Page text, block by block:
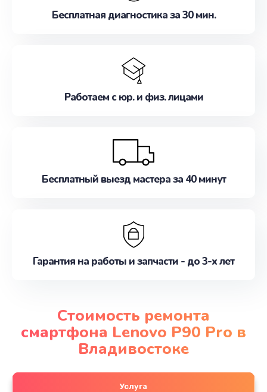
Бесплатная диагностика за 30 мин.
Работаем с юр. и физ. лицами
Бесплатный выезд мастера за 40 минут
Гарантия на работы и запчасти - до 3-х лет
Стоимость ремонта
смартфона Lenovo P90 Pro в
Владивостоке
Услуга